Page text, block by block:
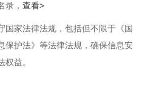
录，查看>
国家法律法规，包括但不限于《国
保护法》等‌法律法规，确保信息安
益。